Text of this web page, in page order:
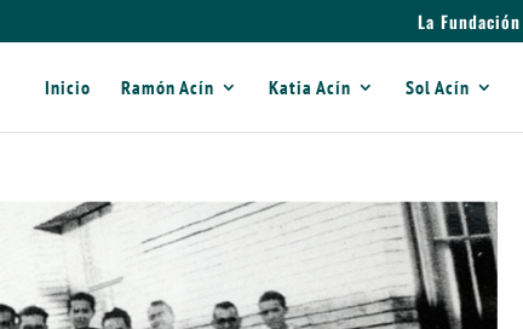
La Fundación
Inicio Ramón Acín Katia Acín Sol Acín